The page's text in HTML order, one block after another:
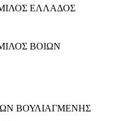
ΕΛΛΑΔΟΣ
ΒΟΙΩΝ
ΒΟΥΛΙΑΓΜΕΝΗΣ